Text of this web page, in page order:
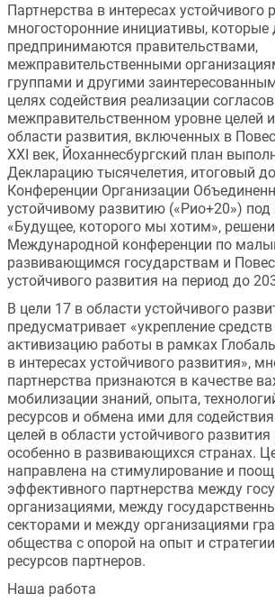
Партнерства в интересах устойчивого
многосторонние инициативы, которые
предпринимаются правительствами,
межправительственными
группами и другими
целях содействия реализации
межправительственном уровне целей
области развития, включенных в
XXI век, Йоханнесбургский план
Декларацию тысячелетия, итоговый
Конференции Организации
устойчивому развитию («Рио+20») под
«Будущее, которого мы хотим»,
Международной конференции по
развивающимся государствам и
устойчивого развития на период до
В цели 17 в области устойчивого
предусматривает «укрепление
активизацию работы в рамках
в интересах устойчивого развития»,
партнерства признаются в качестве
мобилизации знаний, опыта,
ресурсов и обмена ими для
целей в области устойчивого развития
особенно в развивающихся странах.
направлена на стимулирование и
эффективного партнерства между
организациями, между
секторами и между организациями
общества с опорой на опыт и
ресурсов партнеров.
Наша работа